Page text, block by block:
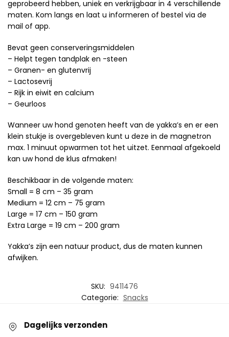
geprobeerd hebben, uniek en verkrijgbaar in 4 verschillende
maten. Kom langs en laat u informeren of bestel via de
mail of app.
Bevat geen conserveringsmiddelen
– Helpt tegen tandplak en -steen
– Granen- en glutenvrij
– Lactosevrij
– Rijk in eiwit en calcium
– Geurloos
Wanneer uw hond genoten heeft van de yakka’s en er een
klein stukje is overgebleven kunt u deze in de magnetron
max. 1 minuut opwarmen tot het uitzet. Eenmaal afgekoeld
kan uw hond de klus afmaken!
Beschikbaar in de volgende maten:
Small = 8 cm – 35 gram
Medium = 12 cm – 75 gram
Large = 17 cm – 150 gram
Extra Large = 19 cm – 200 gram
Yakka’s zijn een natuur product, dus de maten kunnen
afwijken.
SKU: 9411476
Categorie: Snacks
Dagelijks verzonden